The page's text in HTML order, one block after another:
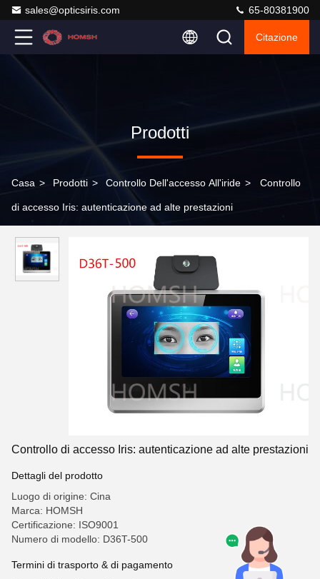
sales@opticsiris.com 65-80381900
Citazione
Prodotti
Casa > Prodotti > Controllo Dell'accesso All'iride > Controllo
di accesso Iris: autenticazione ad alte prestazioni
Controllo di accesso Iris: autenticazione ad alte prestazioni
Dettagli del prodotto
Luogo di origine: Cina
Marca: HOMSH
Certificazione: ISO9001
Numero di modello: D36T-500
Termini di trasporto & di pagamento